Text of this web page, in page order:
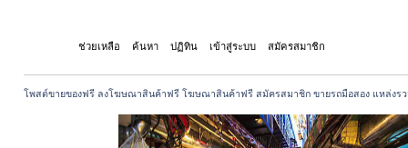
ช่วยเหลือ ค้นหา ปฏิทิน เข้าสู่ระบบ สมัครสมาชิก
โพสต์ขายของฟรี ลงโฆษณาสินค้าฟรี โฆษณาสินค้าฟรี สมัครสมาชิก ขายรถมือสอง แหล่งรว